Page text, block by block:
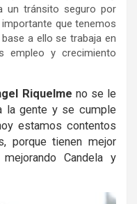
un tránsito seguro por
que tenemos
a ello se trabaja en
empleo y crecimiento
Riquelme no se le
la gente y se cumple
estamos contentos
porque tienen mejor
Candela y